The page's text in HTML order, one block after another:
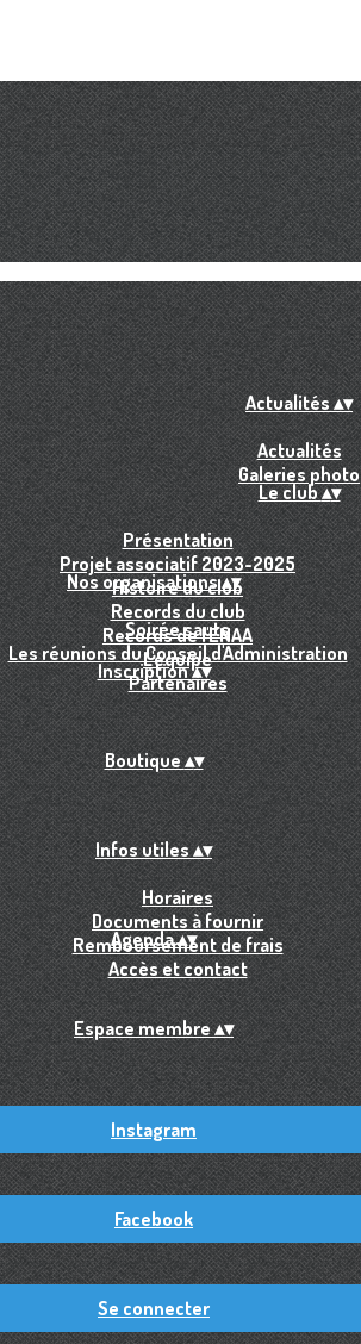
Actualités▴▾
Actualités
Galeries photo
Le club▴▾
Présentation
Projet associatif 2023-2025
Histoire du club
Records du club
Records de l'ENAA
L'équipe
Partenaires
Nos organisations▴▾
Soirée sauts
Les réunions du Conseil d'Administration
Inscription▴▾
Boutique▴▾
Infos utiles▴▾
Horaires
Documents à fournir
Remboursement de frais
Accès et contact
Agenda▴▾
Espace membre▴▾
Instagram
Facebook
Se connecter